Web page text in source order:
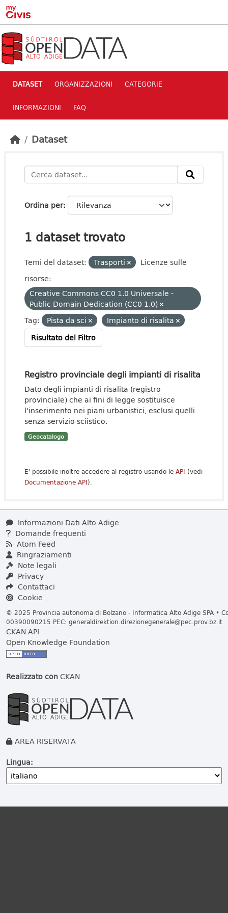
Skip to main content
DATASET ORGANIZZAZIONI CATEGORIE
INFORMAZIONI FAQ
Dataset
Ordina per
1 dataset trovato
Temi del dataset: Trasporti
Licenze sulle
risorse:
Creative Commons CC0 1.0 Universale -
Public Domain Dedication (CC0 1.0)
Tag:
Pista da sci
Impianto di risalita
Risultato del Filtro
Registro provinciale degli impianti di risalita
Dato degli impianti di risalita (registro
provinciale) che ai fini di legge sostituisce
l'inserimento nei piani urbanistici, esclusi quelli
senza servizio sciistico.
Geocatalogo
E' possibile inoltre accedere al registro usando le API (vedi
Documentazione API).
Informazioni Dati Alto Adige
Domande frequenti
Atom Feed
Ringraziamenti
Note legali
Privacy
Contattaci
Cookie
© 2025 Provincia autonoma di Bolzano - Informatica Alto Adige SPA •
00390090215 PEC: generaldirektion.direzionegenerale@pec.prov.bz.it
CKAN API
Open Knowledge Foundation
Realizzato conCKAN
AREA RISERVATA
Lingua